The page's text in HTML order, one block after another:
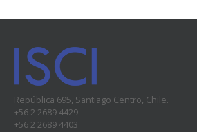
República 695, Santiago Centro, Chile.
+56 2 2689 4429
+56 2 2689 4403